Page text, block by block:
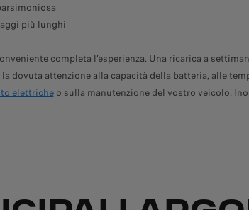
più lunghi
completa l’esperienza. Una ricarica a
dovuta attenzione alla capacità della batteria, alle
elettricheo sulla manutenzione del vostro veicolo.